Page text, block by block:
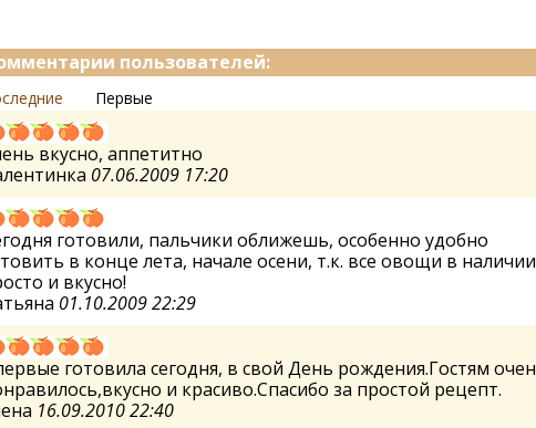
пользователей:
Первые
вкусно, аппетитно
07.06.2009 17:20
готовили, пальчики оближешь, особенно удобно
в конце лета, начале осени, т.к. все овощи в
и вкусно!
01.10.2009 22:29
готовила сегодня, в свой День рождения.Гостям
и красиво.Спасибо за простой рецепт.
16.09.2010 22:40